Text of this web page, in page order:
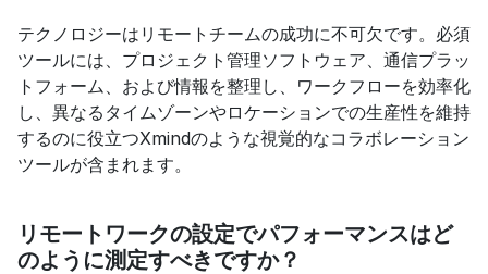
テクノロジーはリモートチームの成功に不可欠です。必須
ツールには、プロジェクト管理ソフトウェア、通信プラッ
トフォーム、および情報を整理し、ワークフローを効率化
し、異なるタイムゾーンやロケーションでの生産性を維持
するのに役立つXmindのような視覚的なコラボレーション
ツールが含まれます。
リモートワークの設定でパフォーマンスはど
のように測定すべきですか？